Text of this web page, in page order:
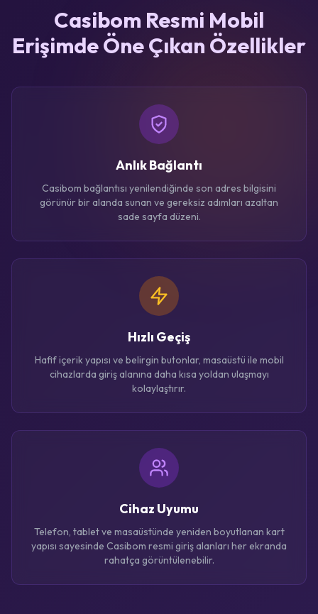
Casibom Resmi Mobil
Erişimde Öne Çıkan Özellikler
Anlık Bağlantı
Casibom bağlantısı yenilendiğinde son adres bilgisini
görünür bir alanda sunan ve gereksiz adımları azaltan
sade sayfa düzeni.
Hızlı Geçiş
Hafif içerik yapısı ve belirgin butonlar, masaüstü ile mobil
cihazlarda giriş alanına daha kısa yoldan ulaşmayı
kolaylaştırır.
Cihaz Uyumu
Telefon, tablet ve masaüstünde yeniden boyutlanan kart
yapısı sayesinde Casibom resmi giriş alanları her ekranda
rahatça görüntülenebilir.